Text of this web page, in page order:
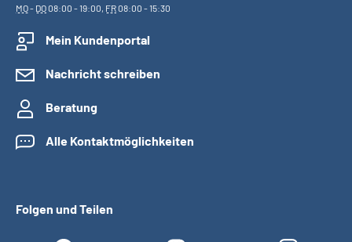
MO- DO08:00 - 19:00, FR08:00 - 15:30
Mein Kundenportal
Nachricht schreiben
Beratung
Alle Kontaktmöglichkeiten
Folgen und Teilen